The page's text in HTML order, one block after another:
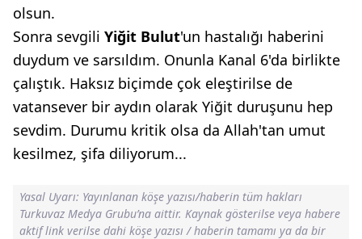
olsun.
Sonra sevgili Yiğit Bulut'un hastalığı haberini
duydum ve sarsıldım. Onunla Kanal 6'da birlikte
çalıştık. Haksız biçimde çok eleştirilse de
vatansever bir aydın olarak Yiğit duruşunu hep
sevdim. Durumu kritik olsa da Allah'tan umut
kesilmez, şifa diliyorum...
Yasal Uyarı: Yayınlanan köşe yazısı/haberin tüm hakları
Turkuvaz Medya Grubu’na aittir. Kaynak gösterilse veya habere
aktif link verilse dahi köşe yazısı / haberin tamamı ya da bir